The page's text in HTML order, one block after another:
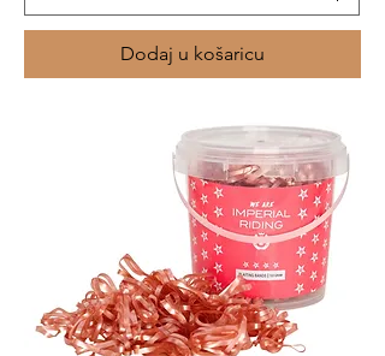
Dodaj u košaricu